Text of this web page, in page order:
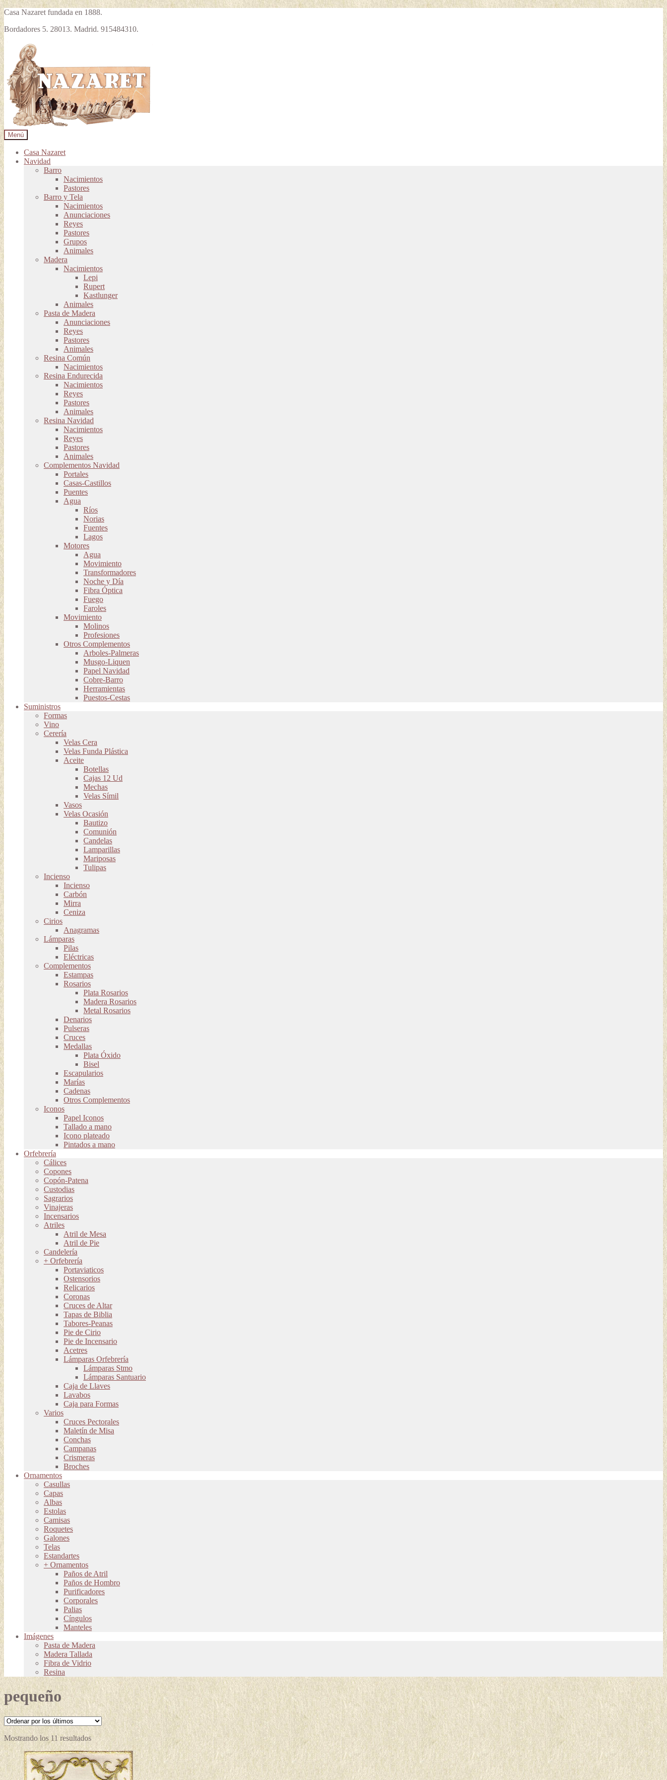
Casa Nazaret fundada en 1888.
Bordadores 5. 28013. Madrid. 915484310.
la
navegación
contenido
Menú
Casa Nazaret
Navidad
Barro
Nacimientos
Pastores
Barro y Tela
Nacimientos
Anunciaciones
Reyes
Pastores
Grupos
Animales
Madera
Nacimientos
Lepi
Rupert
Kastlunger
Animales
Pasta de Madera
Anunciaciones
Reyes
Pastores
Animales
Resina Común
Nacimientos
Resina Endurecida
Nacimientos
Reyes
Pastores
Animales
Resina Navidad
Nacimientos
Reyes
Pastores
Animales
Complementos Navidad
Portales
Casas-Castillos
Puentes
Agua
Ríos
Norias
Fuentes
Lagos
Motores
Agua
Movimiento
Transformadores
Noche y Día
Fibra Óptica
Fuego
Faroles
Movimiento
Molinos
Profesiones
Otros Complementos
Arboles-Palmeras
Musgo-Liquen
Papel Navidad
Cobre-Barro
Herramientas
Puestos-Cestas
Suministros
Formas
Vino
Cerería
Velas Cera
Velas Funda Plástica
Aceite
Botellas
Cajas 12 Ud
Mechas
Velas Símil
Vasos
Velas Ocasión
Bautizo
Comunión
Candelas
Lamparillas
Mariposas
Tulipas
Incienso
Incienso
Carbón
Mirra
Ceniza
Cirios
Anagramas
Lámparas
Pilas
Eléctricas
Complementos
Estampas
Rosarios
Plata Rosarios
Madera Rosarios
Metal Rosarios
Denarios
Pulseras
Cruces
Medallas
Plata Óxido
Bisel
Escapularios
Marías
Cadenas
Otros Complementos
Iconos
Papel Iconos
Tallado a mano
Icono plateado
Pintados a mano
Orfebrería
Cálices
Copones
Copón-Patena
Custodias
Sagrarios
Vinajeras
Incensarios
Atriles
Atril de Mesa
Atril de Pie
Candelería
+ Orfebrería
Portaviaticos
Ostensorios
Relicarios
Coronas
Cruces de Altar
Tapas de Biblia
Tabores-Peanas
Pie de Cirio
Pie de Incensario
Acetres
Lámparas Orfebrería
Lámparas Stmo
Lámparas Santuario
Caja de Llaves
Lavabos
Caja para Formas
Varios
Cruces Pectorales
Maletín de Misa
Conchas
Campanas
Crismeras
Broches
Ornamentos
Casullas
Capas
Albas
Estolas
Camisas
Roquetes
Galones
Telas
Estandartes
+ Ornamentos
Paños de Atril
Paños de Hombro
Purificadores
Corporales
Palias
Cíngulos
Manteles
Imágenes
Pasta de Madera
Madera Tallada
Fibra de Vidrio
Resina
pequeño
Mostrando los 11 resultadosOrdenado
por
los
últimos